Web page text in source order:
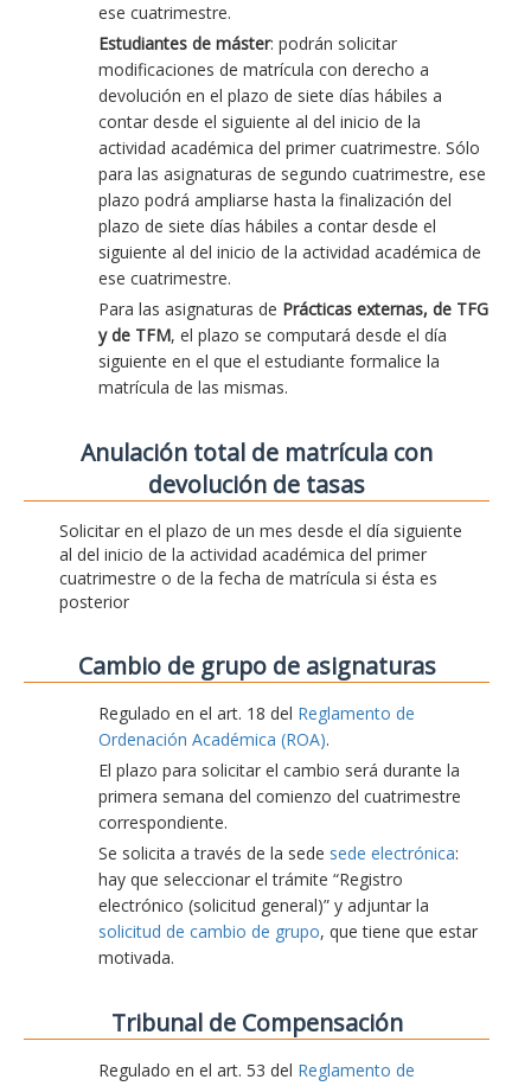
ese cuatrimestre.
Estudiantes de máster: podrán solicitar
modificaciones de matrícula con derecho a
devolución en el plazo de siete días hábiles a
contar desde el siguiente al del inicio de la
actividad académica del primer cuatrimestre. Sólo
para las asignaturas de segundo cuatrimestre, ese
plazo podrá ampliarse hasta la finalización del
plazo de siete días hábiles a contar desde el
siguiente al del inicio de la actividad académica de
ese cuatrimestre.
Para las asignaturas de Prácticas externas, de TFG
y de TFM, el plazo se computará desde el día
siguiente en el que el estudiante formalice la
matrícula de las mismas.
Anulación total de matrícula con
devolución de tasas
Solicitar en el plazo de un mes desde el día siguiente
al del inicio de la actividad académica del primer
cuatrimestre o de la fecha de matrícula si ésta es
posterior
Cambio de grupo de asignaturas
Regulado en el art. 18 del Reglamento de
Ordenación Académica (ROA).
El plazo para solicitar el cambio será durante la
primera semana del comienzo del cuatrimestre
correspondiente.
Se solicita a través de la sede sede electrónica:
hay que seleccionar el trámite “Registro
electrónico (solicitud general)” y adjuntar la
solicitud de cambio de grupo, que tiene que estar
motivada.
Tribunal de Compensación
Regulado en el art. 53 del Reglamento de